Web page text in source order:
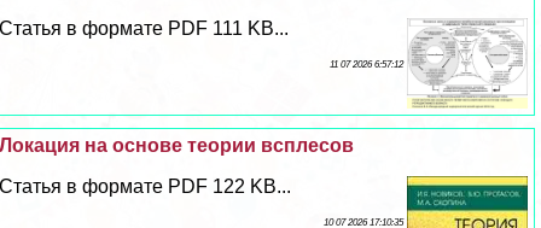
Статья в формате PDF 111 KB...
11 07 2026 6:57:12
Локация на основе теории всплесов
Статья в формате PDF 122 KB...
10 07 2026 17:10:35